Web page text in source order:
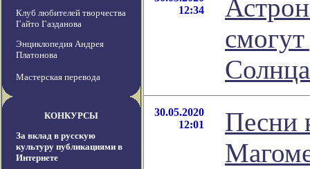
Клуб любителей творчества
Гайто Газданова
Энциклопедия Андрея
Платонова
Мастерская перевода
КОНКУРСЫ
За вклад в русскую
культуру публикациями в
Интернете
12:34
Солнца
30.05.2020
12:01
Песни